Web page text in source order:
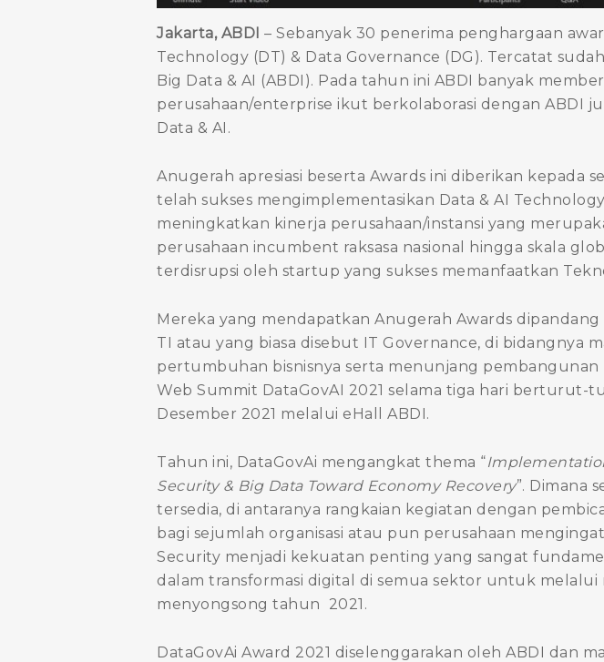
Jakarta, ABDI – Sebanyak 30 penerima penghargaan
Technology (DT) & Data Governance (DG). Tercatat
Big Data & AI (ABDI). Pada tahun ini ABDI banyak
perusahaan/enterprise ikut berkolaborasi dengan ABDI
Data & AI.
Anugerah apresiasi beserta Awards ini diberikan kepada
telah sukses mengimplementasikan Data & AI
meningkatkan kinerja perusahaan/instansi yang
perusahaan incumbent raksasa nasional hingga skala
terdisrupsi oleh startup yang sukses memanfaatkan
Mereka yang mendapatkan Anugerah Awards
TI atau yang biasa disebut IT Governance, di bidangnya
pertumbuhan bisnisnya serta menunjang pembangunan
Web Summit DataGovAI 2021 selama tiga hari berturut-
Desember 2021 melalui eHall ABDI.
Tahun ini, DataGovAi mengangkat thema “
Security & Big Data Toward Economy Recovery”. Dimana
tersedia, di antaranya rangkaian kegiatan dengan
bagi sejumlah organisasi atau pun perusahaan
Security menjadi kekuatan penting yang sangat
dalam transformasi digital di semua sektor untuk melalui
menyongsong tahun 2021.
DataGovAi Award 2021 diselenggarakan oleh ABDI dan